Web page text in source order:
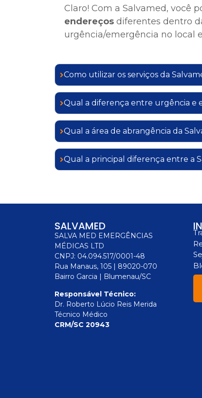
Claro! Com a Salvamed, você
endereços diferentes dentro
urgência/emergência no local
Como utilizar os serviços da
Qual a diferença entre urgência e
Qual a área de abrangência da
Qual a principal diferença entre a
SALVAMED
SALVA MED EMERGÊNCIAS
MÉDICAS LTD
CNPJ: 04.094.517/0001-48
Rua Manaus, 105 | 89020-070
Bairro Garcia | Blumenau/SC
Responsável Técnico:
Dr. Roberto Lúcio Reis Merida
Técnico Médico
CRM/SC 20943